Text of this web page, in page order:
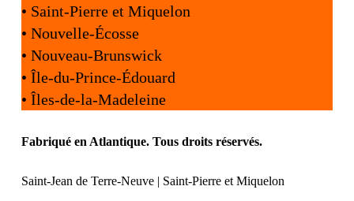
• Saint-Pierre et Miquelon
• Nouvelle-Écosse
• Nouveau-Brunswick
• Île-du-Prince-Édouard
• Îles-de-la-Madeleine
Fabriqué en Atlantique. Tous droits réservés.
Saint-Jean de Terre-Neuve | Saint-Pierre et Miquelon